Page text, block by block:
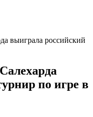
выиграла российский
по игре в